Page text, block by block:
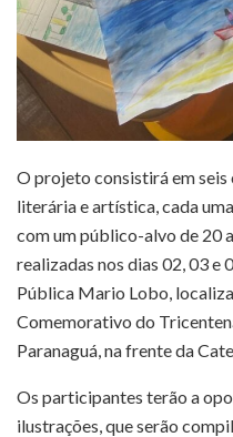
O projeto consistirá em
literária e artística, cada
com um público-alvo de 20
realizadas nos dias 02, 03
Pública Mario Lobo,
Comemorativo do
Paranaguá, na frente da
Os participantes terão a
ilustrações, que serão